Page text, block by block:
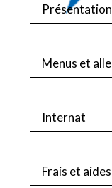
Présentation
Menus et
Internat
Frais et